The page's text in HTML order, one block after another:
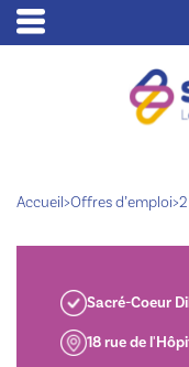
Accueil>Offres d’emploi>
Sacré-Coeur
18 rue de